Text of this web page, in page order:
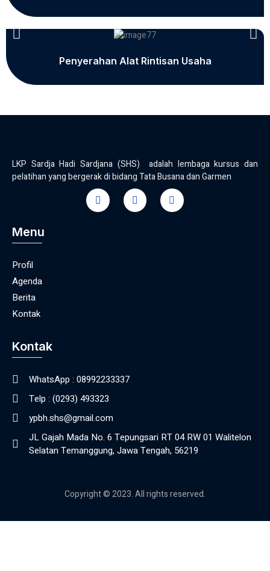
Penyerahan Alat Rintisan Usaha
LKP Sardja Hadi Sardjana (SHS) adalah lembaga kursus dan
pelatihan yang bergerak di bidang Tata Busana dan Garmen
Menu
Profil
Agenda
Berita
Kontak
Kontak
WhatsApp : 08992233337
Telp : (0293) 493323
ypbh.shs@gmail.com
JL Gajah Mada No. 6 Tepungsari RT 04 RW 01 Walitelon
Selatan Temanggung, Jawa Tengah, 56219
Copyright © 2023. All rights reserved.